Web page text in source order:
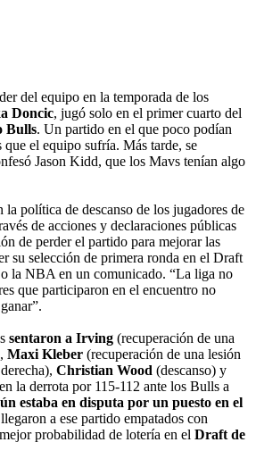
del equipo en la temporada de los
Doncic, jugó solo en el primer cuarto del
Bulls. Un partido en el que poco podían
que el equipo sufría. Más tarde, se
Jason Kidd, que los Mavs tenían algo
política de descanso de los jugadores de
de acciones y declaraciones públicas
de perder el partido para mejorar las
su selección de primera ronda en el Draft
la NBA en un comunicado. “La liga no
que participaron en el encuentro no
sentaron a Irving (recuperación de una
Maxi Kleber (recuperación de una lesión
Christian Wood (descanso) y
la derrota por 115-112 ante los Bulls a
estaba en disputa por un puesto en el
a ese partido empatados con
probabilidad de lotería en el Draft de